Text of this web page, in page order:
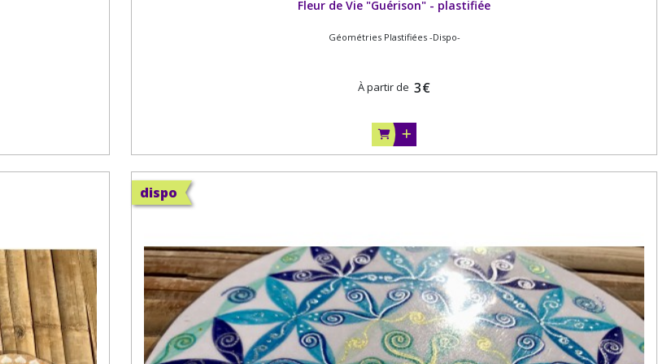
Fleur de Vie "Guérison" - plastifiée
Géométries Plastifiées -Dispo-
À partir de 3€
dispo